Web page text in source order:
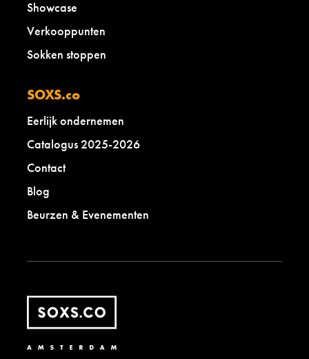
Showcase
Verkooppunten
Sokken stoppen
SOXS.co
Eerlijk ondernemen
Catalogus 2025-2026
Contact
Blog
Beurzen & Evenementen